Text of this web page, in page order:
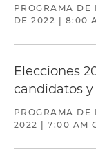
PROGRAMA DE
DE 2022 | 8:00
Elecciones
candidatos y
PROGRAMA DE
2022 | 7:00 AM